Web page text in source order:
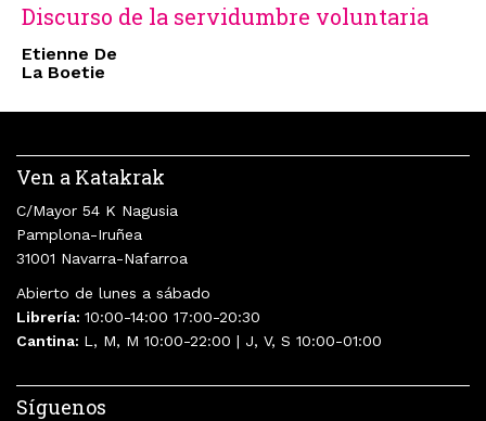
Discurso de la servidumbre voluntaria
Etienne De
La Boetie
Ven a Katakrak
C/Mayor 54 K Nagusia
Pamplona-Iruñea
31001 Navarra-Nafarroa
Abierto de lunes a sábado
Librería: 10:00-14:00 17:00-20:30
Cantina: L, M, M 10:00-22:00 | J, V, S 10:00-01:00
Síguenos